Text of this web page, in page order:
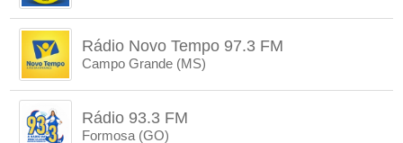
Rádio Novo Tempo 97.3 FM
Campo Grande (MS)
Rádio 93.3 FM
Formosa (GO)